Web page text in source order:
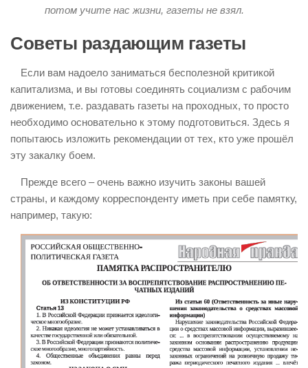
потом учите нас жизни, газеты не взял.
Советы раздающим газеты
Если вам надоело заниматься бесполезной критикой
капитализма, и вы готовы соединять социализм с рабочим
движением, т.е. раздавать газеты на проходных, то просто
необходимо основательно к этому подготовиться. Здесь я
попытаюсь изложить рекомендации от тех, кто уже прошёл
эту закалку боем.
Прежде всего – очень важно изучить законы вашей
страны, и каждому корреспонденту иметь при себе памятку,
например, такую: